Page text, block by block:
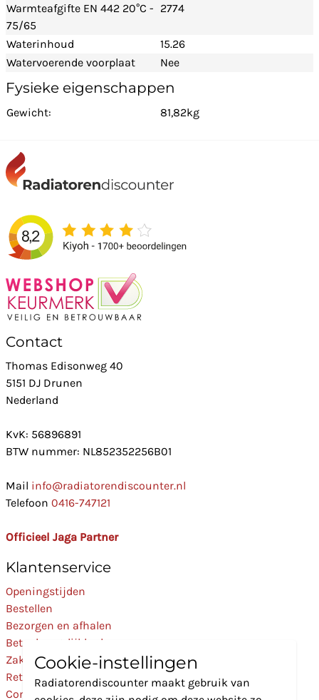
Warmteafgifte EN 442 20°C -
75/65
2774
Waterinhoud
15.26
Watervoerende voorplaat
Nee
Fysieke eigenschappen
Gewicht: 81,82kg
Contact
Thomas Edisonweg 40
5151 DJ Drunen
Nederland
KvK: 56896891
BTW nummer: NL852352256B01
Mail info@radiatorendiscounter.nl
Telefoon 0416-747121
Officieel Jaga Partner
Klantenservice
Openingstijden
Bestellen
Bezorgen en afhalen
Betaalmogelijkheden
Zakelijk
Retourneren
Contact
Cookie-instellingen
Radiatorendiscounter maakt gebruik van